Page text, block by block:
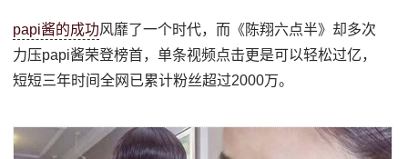
papi酱的成功风靡了一个时代，而《陈翔六点半》却多次
力压papi酱荣登榜首，单条视频点击更是可以轻松过亿，
短短三年时间全网已累计粉丝超过2000万。